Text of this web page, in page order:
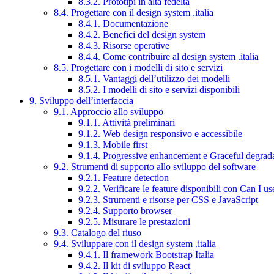
8.4. Progettare con il design system .italia
8.4.1. Documentazione
8.4.2. Benefici del design system
8.4.3. Risorse operative
8.4.4. Come contribuire al design system .italia
8.5. Progettare con i modelli di sito e servizi
8.5.1. Vantaggi dell’utilizzo dei modelli
8.5.2. I modelli di sito e servizi disponibili
9. Sviluppo dell’interfaccia
9.1. Approccio allo sviluppo
9.1.1. Attività preliminari
9.1.2. Web design responsivo e accessibile
9.1.3. Mobile first
9.1.4. Progressive enhancement e Graceful
9.2. Strumenti di supporto allo sviluppo del software
9.2.1. Feature detection
9.2.2. Verificare le feature disponibili con Can I
9.2.3. Strumenti e risorse per CSS e JavaScript
9.2.4. Supporto browser
9.2.5. Misurare le prestazioni
9.3. Catalogo del riuso
9.4. Sviluppare con il design system .italia
9.4.1. Il framework Bootstrap Italia
9.4.2. Il kit di sviluppo React